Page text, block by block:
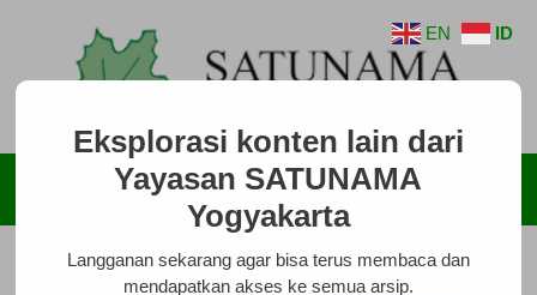
Menu
EN ID
Eksplorasi konten lain dari
Yayasan SATUNAMA
Yogyakarta
Langganan sekarang agar bisa terus membaca dan
mendapatkan akses ke semua arsip.